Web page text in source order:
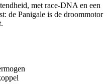
met race-DNA en een
de Panigale is de droommotor